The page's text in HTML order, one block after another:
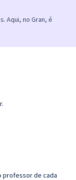
Aqui, no Gran, é
professor de cada